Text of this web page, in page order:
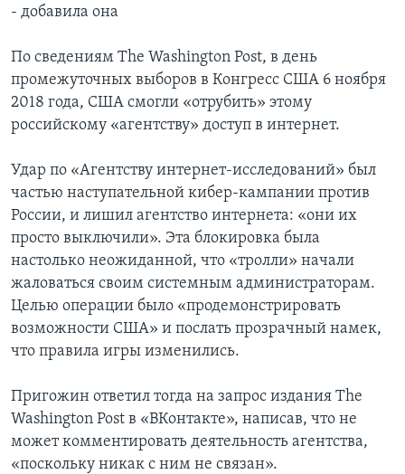
- добавила она
По сведениям The Washington Post, в день
промежуточных выборов в Конгресс США 6 ноября
2018 года, США смогли «отрубить» этому
российскому «агентству» доступ в интернет.
Удар по «Агентству интернет-исследований» был
частью наступательной кибер-кампании против
России, и лишил агентство интернета: «они их
просто выключили». Эта блокировка была
настолько неожиданной, что «тролли» начали
жаловаться своим системным администраторам.
Целью операции было «продемонстрировать
возможности США» и послать прозрачный намек,
что правила игры изменились.
Пригожин ответил тогда на запрос издания The
Washington Post в «ВКонтакте», написав, что не
может комментировать деятельность агентства,
«поскольку никак с ним не связан».